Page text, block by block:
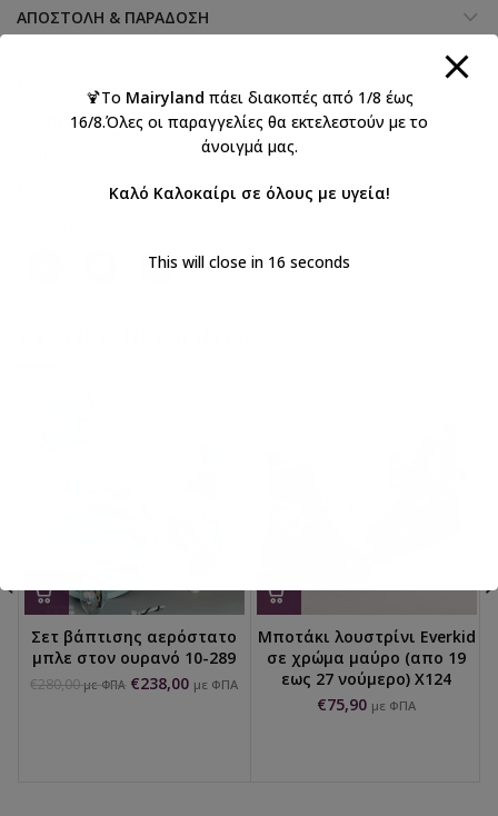
ΑΠΟΣΤΟΛΉ & ΠΑΡΆΔΟΣΗ
Κατηγορίες:Everkid 2026 Αγόρια , Βάπτιση αγόρι , Βαπτιστικά
Βαπτιστικά παπούτσια για αγόρια
Παπούτσια αγκαλιάς αγορια Everkid
ΑΓΟΡΙ, βάπτιση, παπουτσια αγκαλιάς
Σετ βάπτισης αερόστατο
μπλε στον ουρανό 10-289
€280,00 με ΦΠΑ €238,00 με ΦΠΑ
Μποτάκι λουστρίνι Everkid
σε χρώμα μαύρο (απο 19
εως 27 νούμερο) X124
€75,90 με ΦΠΑ
🍹Το Mairyland πάει διακοπές από 1/8 έως
16/8.Όλες οι παραγγελίες θα εκτελεστούν με το
άνοιγμά μας.
Καλό Καλοκαίρι σε όλους με υγεία!
This will close in 15 seconds